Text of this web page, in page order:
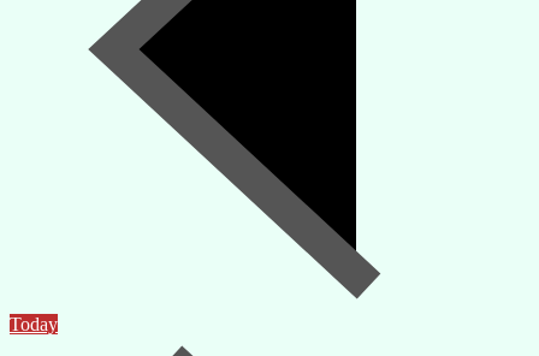
Today